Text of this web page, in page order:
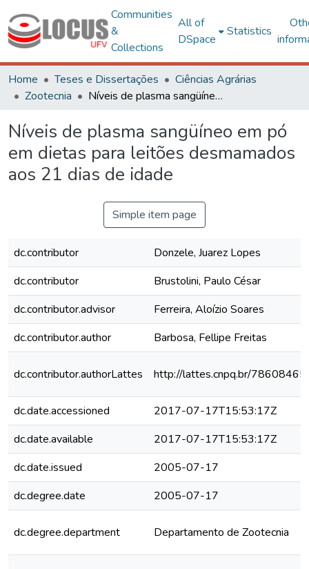
Communities
&
Collections
All of
DSpace
Statistics
Home Teses e Dissertações
Ciências Agrárias
Zootecnia
Níveis de plasma sangüíneo em pó em dietas para leitões desmamados aos 21 dias de idade
Níveis de plasma sangüíneo em pó
em dietas para leitões desmamados
aos 21 dias de idade
Simple item page
dc.contributor
Donzele, Juarez Lopes
dc.contributor
Brustolini, Paulo César
dc.contributor.advisor
Ferreira, Aloízio Soares
dc.contributor.author
Barbosa, Fellipe Freitas
dc.contributor.authorLattes http://lattes.cnpq.br/
dc.date.accessioned
2017-07-17T15:53:17Z
dc.date.available
2017-07-17T15:53:17Z
dc.date.issued
2005-07-17
dc.degree.date
2005-07-17
dc.degree.department Departamento de Zootecnia